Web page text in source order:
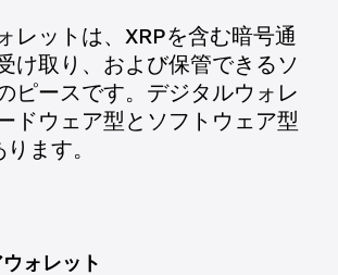
レットは、XRPを含む暗号通
け取り、および保管できるソ
ピースです。デジタルウォレ
ドウェア型とソフトウェア型
ます。
ォレット